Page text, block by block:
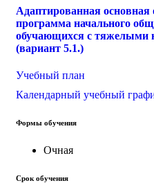
Адаптированная основная
программа начального
обучающихся с тяжелыми
(вариант 5.1.)
Учебный план
Календарный учебный
Формы обучения
Очная
Срок обучения